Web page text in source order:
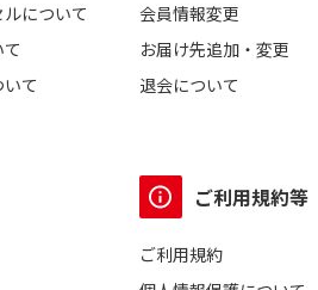
について
て
会員情報変更
お届け先追加・変更
退会について
ご利用規約等
ご利用規約